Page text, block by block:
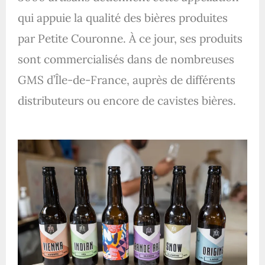
qui appuie la qualité des bières produites
par Petite Couronne. À ce jour, ses produits
sont commercialisés dans de nombreuses
GMS d’Île-de-France, auprès de différents
distributeurs ou encore de cavistes bières.